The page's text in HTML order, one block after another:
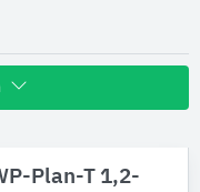
Plan-T 1,2-